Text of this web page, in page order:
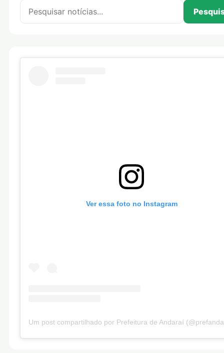
Pesquisar por:
Ver essa foto no Instagram
Um post compartilhado por Prefeitura de Andaraí